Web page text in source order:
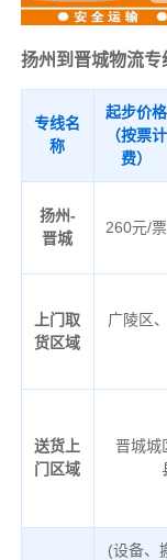
扬州到晋城物流专
专线名
称
起步价格
（按票计
费）
扬州-
晋城
260元/票
上门取
货区域
广陵区
送货上
门区域
晋城城
(设备、